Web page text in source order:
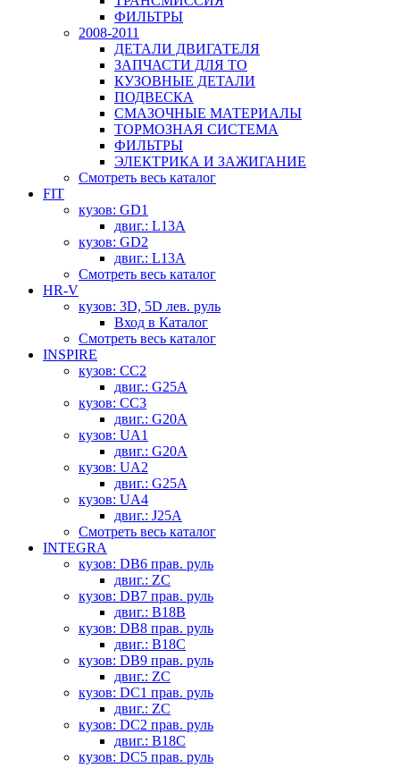
ФИЛЬТРЫ
2008-2011
ДЕТАЛИ ДВИГАТЕЛЯ
ЗАПЧАСТИ ДЛЯ ТО
КУЗОВНЫЕ ДЕТАЛИ
ПОДВЕСКА
СМАЗОЧНЫЕ МАТЕРИАЛЫ
ТОРМОЗНАЯ СИСТЕМА
ФИЛЬТРЫ
ЭЛЕКТРИКА И ЗАЖИГАНИЕ
Смотреть весь каталог
FIT
кузов: GD1
двиг.: L13A
кузов: GD2
двиг.: L13A
Смотреть весь каталог
HR-V
кузов: 3D, 5D лев. руль
Вход в Каталог
Смотреть весь каталог
INSPIRE
кузов: CC2
двиг.: G25A
кузов: CC3
двиг.: G20A
кузов: UA1
двиг.: G20A
кузов: UA2
двиг.: G25A
кузов: UA4
двиг.: J25A
Смотреть весь каталог
INTEGRA
кузов: DB6 прав. руль
двиг.: ZC
кузов: DB7 прав. руль
двиг.: B18B
кузов: DB8 прав. руль
двиг.: B18C
кузов: DB9 прав. руль
двиг.: ZC
кузов: DC1 прав. руль
двиг.: ZC
кузов: DC2 прав. руль
двиг.: B18C
кузов: DC5 прав. руль